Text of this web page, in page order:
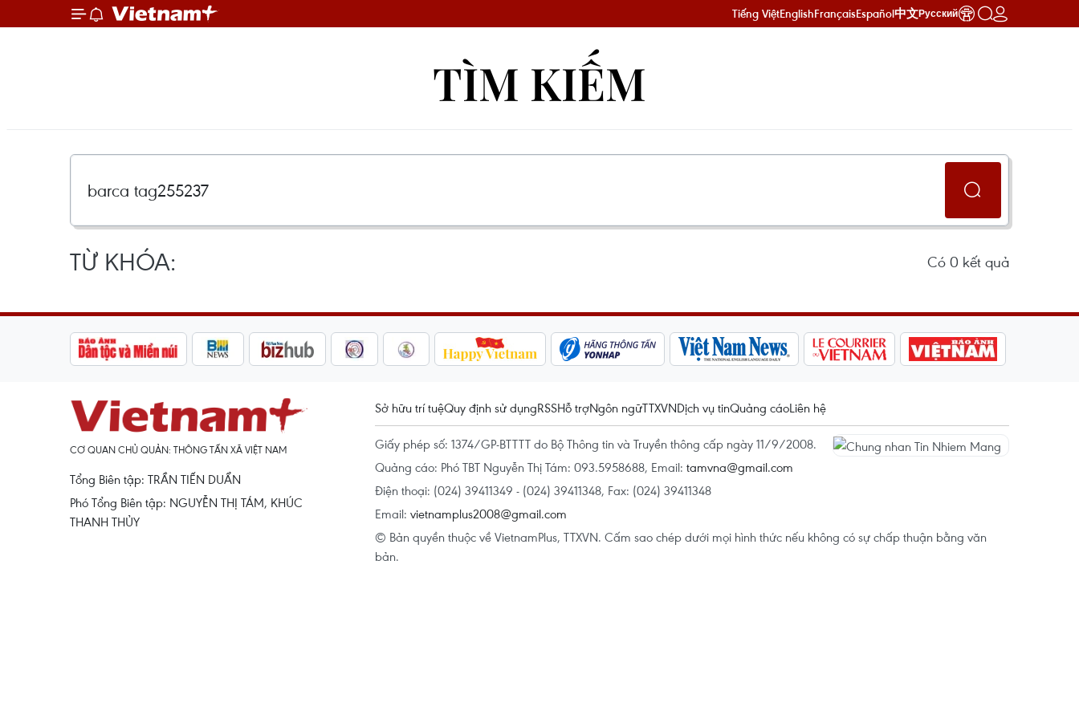
Tiếng ViệtEnglishFrançaisEspañol中文Русский
TÌM KIẾM
TỪ KHÓA: Có 0 kết quả
CƠ QUAN CHỦ QUẢN: THÔNG TẤN XÃ VIỆT NAM
Tổng Biên tập: TRẦN TIẾN DUẨN
Phó Tổng Biên tập: NGUYỄN THỊ TÁM, KHÚC
THANH THỦY
Sở hữu trí tuệQuy định sử dụngRSSHỗ trợNgôn ngữTTXVNDịch vụ tinQuảng cáoLiên hệ
Giấy phép số: 1374/GP-BTTTT do Bộ Thông tin và Truyền thông cấp ngày 11/9/2008.
Quảng cáo: Phó TBT Nguyễn Thị Tám: 093.5958688, Email: tamvna@gmail.com
Điện thoại: (024) 39411349 - (024) 39411348, Fax: (024) 39411348
Email: vietnamplus2008@gmail.com
© Bản quyền thuộc về VietnamPlus, TTXVN. Cấm sao chép dưới mọi hình thức nếu không có sự chấp thuận bằng văn
bản.